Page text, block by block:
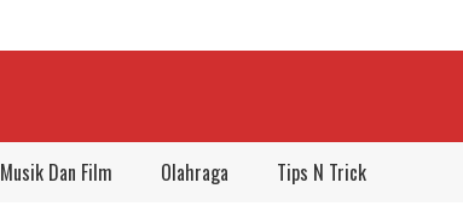
Musik Dan Film Olahraga Tips N Trick